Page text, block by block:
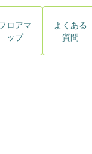
ロアマ
ップ
よくある
質問